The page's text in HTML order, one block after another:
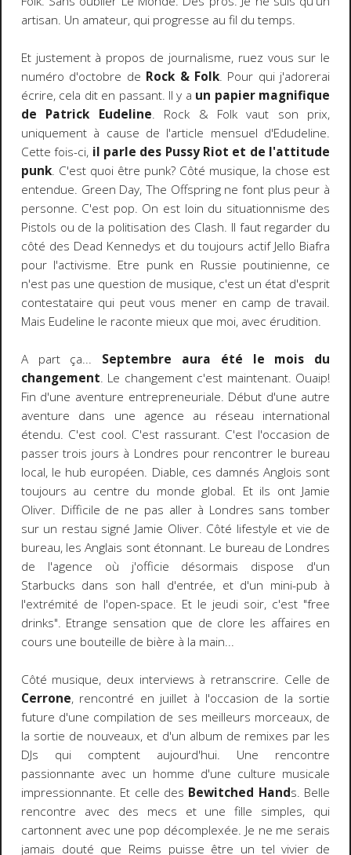
artisan. Un amateur, qui progresse au fil du temps.
Et justement à propos de journalisme, ruez vous sur le
numéro d'octobre de Rock & Folk. Pour qui j'adorerai
écrire, cela dit en passant. Il y a un papier magnifique
de Patrick Eudeline. Rock & Folk vaut son prix,
uniquement à cause de l'article mensuel d'Edudeline.
Cette fois-ci, il parle des Pussy Riot et de l'attitude
punk. C'est quoi être punk? Côté musique, la chose est
entendue. Green Day, The Offspring ne font plus peur à
personne. C'est pop. On est loin du situationnisme des
Pistols ou de la politisation des Clash. Il faut regarder du
côté des Dead Kennedys et du toujours actif Jello Biafra
pour l'activisme. Etre punk en Russie poutinienne, ce
n'est pas une question de musique, c'est un état d'esprit
contestataire qui peut vous mener en camp de travail.
Mais Eudeline le raconte mieux que moi, avec érudition.
A part ça... Septembre aura été le mois du
changement. Le changement c'est maintenant. Ouaip!
Fin d'une aventure entrepreneuriale. Début d'une autre
aventure dans une agence au réseau international
étendu. C'est cool. C'est rassurant. C'est l'occasion de
passer trois jours à Londres pour rencontrer le bureau
local, le hub européen. Diable, ces damnés Anglois sont
toujours au centre du monde global. Et ils ont Jamie
Oliver. Difficile de ne pas aller à Londres sans tomber
sur un restau signé Jamie Oliver. Côté lifestyle et vie de
bureau, les Anglais sont étonnant. Le bureau de Londres
de l'agence où j'officie désormais dispose d'un
Starbucks dans son hall d'entrée, et d'un mini-pub à
l'extrémité de l'open-space. Et le jeudi soir, c'est "free
drinks". Etrange sensation que de clore les affaires en
cours une bouteille de bière à la main...
Côté musique, deux interviews à retranscrire. Celle de
Cerrone, rencontré en juillet à l'occasion de la sortie
future d'une compilation de ses meilleurs morceaux, de
la sortie de nouveaux, et d'un album de remixes par les
DJs qui comptent aujourd'hui. Une rencontre
passionnante avec un homme d'une culture musicale
impressionnante. Et celle des Bewitched Hands. Belle
rencontre avec des mecs et une fille simples, qui
cartonnent avec une pop décomplexée. Je ne me serais
jamais douté que Reims puisse être un tel vivier de